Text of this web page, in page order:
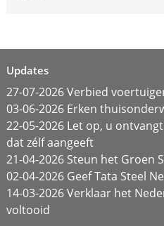
Updates
27-07-2026 Verbied
03-06-2026 Erken
22-05-2026 Let op, u
dat zélf aangeeft
21-04-2026 Steun het Groen
02-04-2026 Geef Tata Steel
14-03-2026 Verklaar het
voltooid